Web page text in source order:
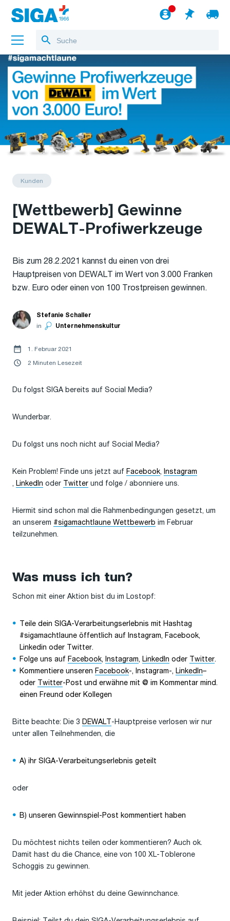
Über uns
Referenzen
Blog
Kunden
[Wettbewerb] Gewinne
DEWALT-Profiwerkzeuge
Bis zum 28.2.2021 kannst du einen von drei
Hauptpreisen von DEWALT im Wert von 3.000 Franken
bzw. Euro oder einen von 100 Trostpreisen gewinnen.
Stefanie Schaller
in
Unternehmenskultur
1. Februar 2021
2 Minuten Lesezeit
Du folgst SIGA bereits auf Social Media?
Wunderbar.
Du folgst uns noch nicht auf Social Media?
Kein Problem! Finde uns jetzt auf Facebook, Instagram
, LinkedIn oder Twitter und folge / abonniere uns.
Hiermit sind schon mal die Rahmenbedingungen gesetzt, um
an unserem #sigamachtlaune Wettbewerb im Februar
teilzunehmen.
Was muss ich tun?
Schon mit einer Aktion bist du im Lostopf:
Teile dein SIGA-Verarbeitungserlebnis mit Hashtag
#sigamachtlaune öffentlich auf Instagram, Facebook,
Linkedin oder Twitter.
Folge uns auf Facebook, Instagram, LinkedIn oder Twitter.
Kommentiere unseren Facebook-, Instagram-, LinkedIn–
oder Twitter-Post und erwähne mit @ im Kommentar mind.
einen Freund oder Kollegen
Bitte beachte: Die 3 DEWALT-Hauptpreise verlosen wir nur
unter allen Teilnehmenden, die
A) ihr SIGA-Verarbeitungserlebnis geteilt
oder
B) unseren Gewinnspiel-Post kommentiert haben
Du möchtest nichts teilen oder kommentieren? Auch ok.
Damit hast du die Chance, eine von 100 XL-Toblerone
Schoggis zu gewinnen.
Mit jeder Aktion erhöhst du deine Gewinnchance.